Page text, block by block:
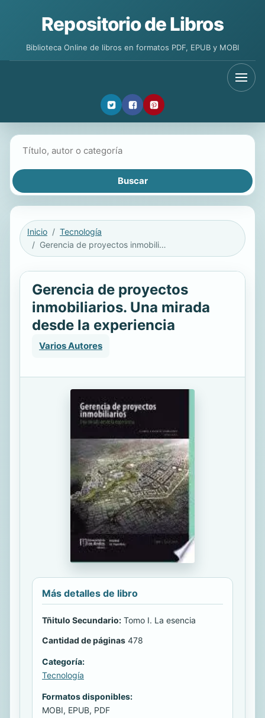
Repositorio de Libros
Biblioteca Online de libros en formatos PDF, EPUB y MOBI
Inicio
Tecnología
Gerencia de proyectos inmobiliarios. Una mirada desde la experiencia
Gerencia de proyectos
inmobiliarios. Una mirada
desde la experiencia
Varios Autores
Más detalles de libro
Tñitulo Secundario: Tomo I. La esencia
Cantidad de páginas 478
Categoría:
Tecnología
Formatos disponibles:
MOBI, EPUB, PDF